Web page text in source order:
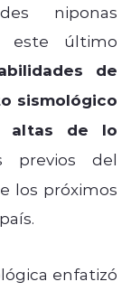
niponas
este último
de
sismológico
altas de lo
previos del
los próximos
enfatizó